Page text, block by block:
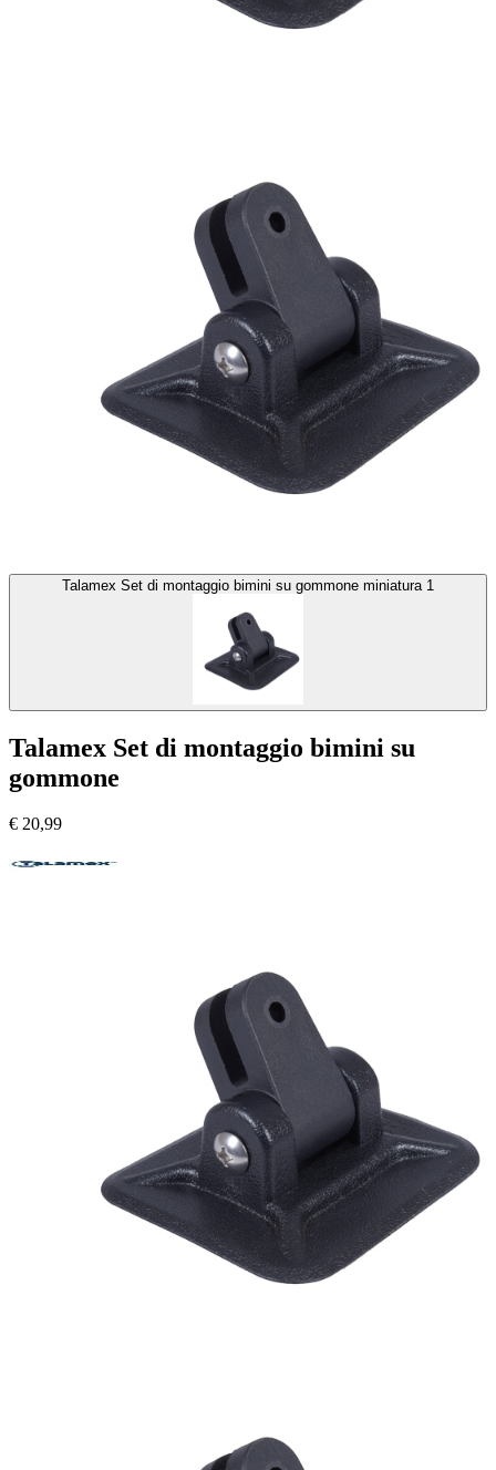
Talamex Set di montaggio bimini su gommone miniatura 1
Talamex Set di montaggio bimini su
gommone
€ 20,99